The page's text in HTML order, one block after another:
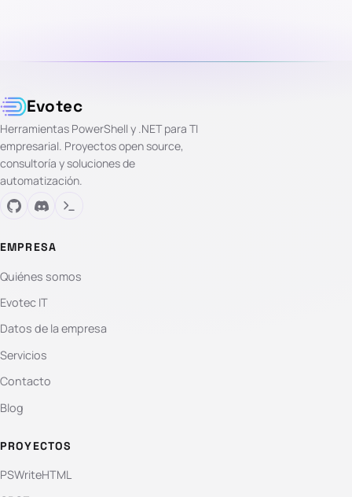
Evotec
Herramientas PowerShell y .NET para TI
empresarial. Proyectos open source,
consultoría y soluciones de
automatización.
EMPRESA
Quiénes somos
Evotec IT
Datos de la empresa
Servicios
Contacto
Blog
PROYECTOS
PSWriteHTML